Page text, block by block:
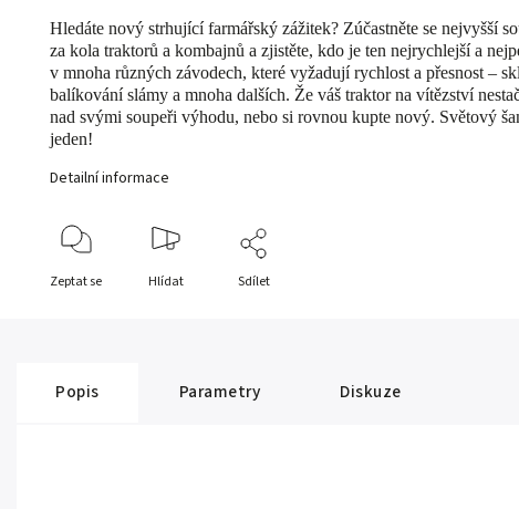
Hledáte nový strhující farmářský zážitek? Zúčastněte se nejvyšší
za kola traktorů a kombajnů a zjistěte, kdo je ten nejrychlejší a
v mnoha různých závodech, které vyžadují rychlost a přesnost –
balíkování slámy a mnoha dalších. Že váš traktor na vítězství
nad svými soupeři výhodu, nebo si rovnou kupte nový. Světový
jeden!
Detailní informace
Zeptat se Hlídat Sdílet
Popis Parametry Diskuze